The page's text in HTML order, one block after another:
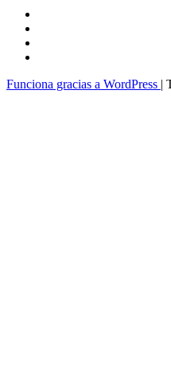
Funciona gracias a WordPress